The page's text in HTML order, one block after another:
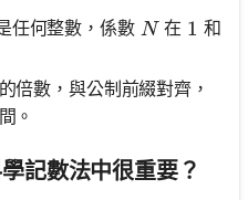
任何整數，係數 N
N在 1
1 和
的倍數，與公制前綴對齊，
。
記數法中很重要？